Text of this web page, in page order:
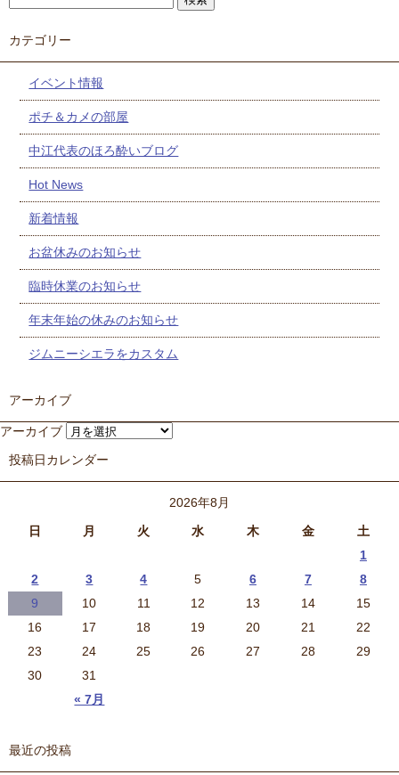
カテゴリー
イベント情報
ポチ＆カメの部屋
中江代表のほろ酔いブログ
Hot News
新着情報
お盆休みのお知らせ
臨時休業のお知らせ
年末年始の休みのお知らせ
ジムニーシエラをカスタム
アーカイブ
アーカイブ
投稿日カレンダー
2026年8月
日
月 火 水 木 金 土
« 7月
1
2
3 4 5 6 7
8
9
10 11 12 13 14
15
16
17 18 19 20 21
22
23
24 25 26 27 28
29
30
31
最近の投稿